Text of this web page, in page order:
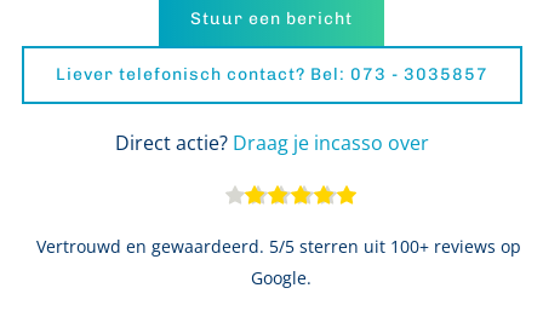
Stuur een bericht
Liever telefonisch contact? Bel: 073 - 3035857
Direct actie? Draag je incasso over
Vertrouwd en gewaardeerd. 5/5 sterren uit 100+ reviews op
Google.